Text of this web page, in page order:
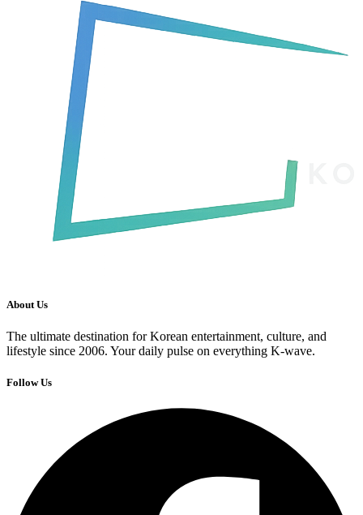
About Us
The ultimate destination for Korean entertainment, culture, and
lifestyle since 2006. Your daily pulse on everything K-wave.
Follow Us